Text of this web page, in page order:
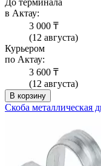
До терминала
в Актау:
3 000 ₸
(12 августа)
Курьером
по Актау:
3 600 ₸
(12 августа)
В корзину
Скоба металлическая